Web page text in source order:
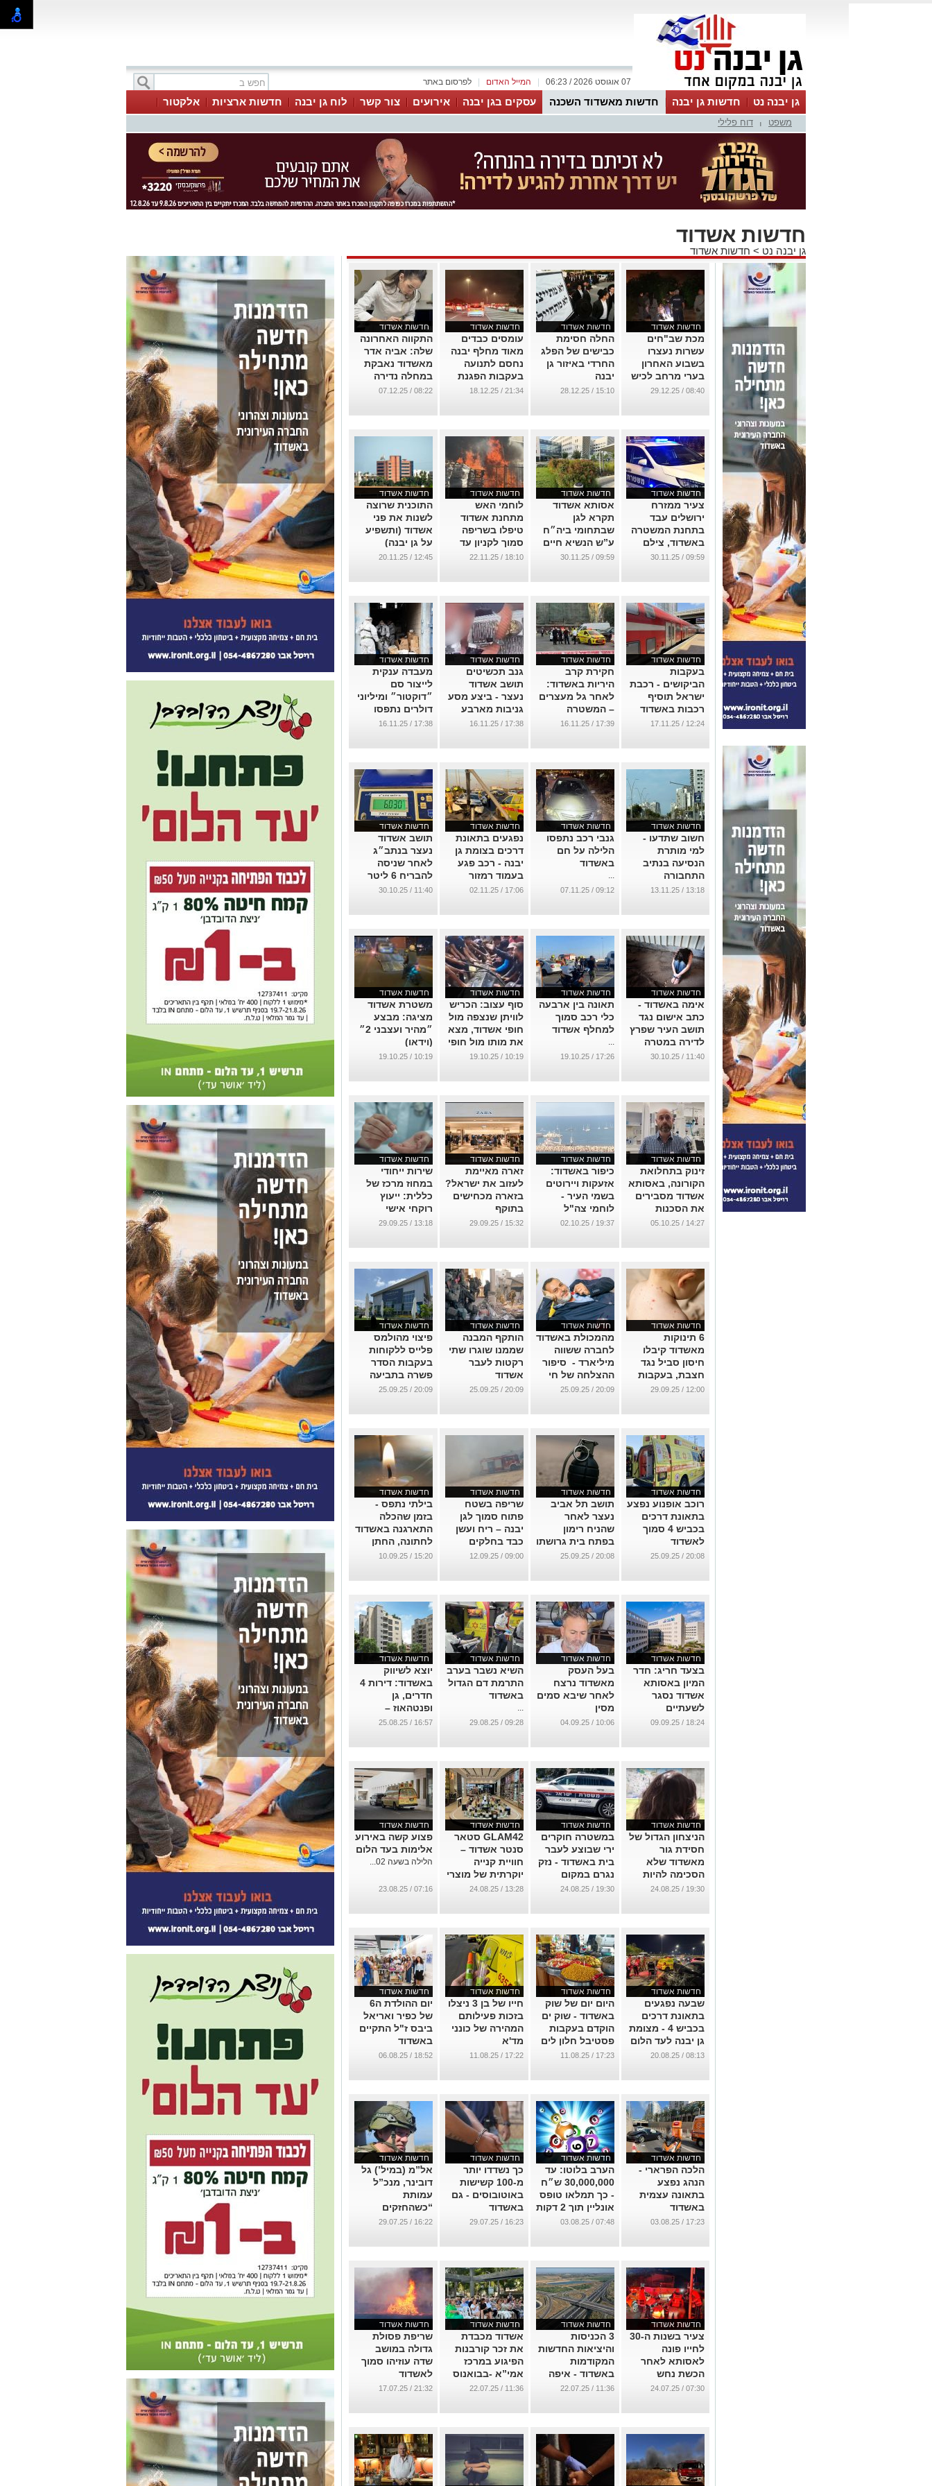
לפרסום באתר המייל האדום 07 אוגוסט 2026 / 06:23
גן יבנה נט חדשות גן יבנה חדשות מאשדוד השכנה עסקים בגן יבנה אירועים צור קשר לוח גן יבנה חדשות ארציות
אלקטור
MyKehila
משפט דוח פלילי
חדשות אשדוד
גן יבנה נט > חדשות אשדוד
חדשות אשדוד
מכת שב"חים
עשרות נעצרו
בשבוע האחרון
בערי מרחב לכיש
...
08:40 / 29.12.25
חדשות אשדוד
החלה חסימת
כבישים של הפלג
החרדי באיזור גן
יבנה
...
15:10 / 28.12.25
חדשות אשדוד
עומסים כבדים
מאוד מחלף יבנה
נחסם לתנועה
בעקבות הפגנת
חרדים
21:34 / 18.12.25
חדשות אשדוד
התקווה האחרונה
שלה: אביה אדר
מאשדוד נאבקת
במחלה נדירה
ומבקשת עזרה כדי
...
08:22 / 07.12.25
חדשות אשדוד
צעיר ממזרח
ירושלים עבד
בתחנת המשטרה
באשדוד, צילם
שוטר והעלה
לטיקטוק
09:59 / 30.11.25
חדשות אשדוד
אסותא אשדוד
תקרא לגן
שבתחומי ביה״ח
ע”ש הנשיא חיים
הרצוג — בתגובה
בדבלין
09:59 / 30.11.25
חדשות אשדוד
לוחמי האש
מתחנת אשדוד
טיפלו בשריפה
סמוך לקניון עד
הלום
18:10 / 22.11.25
חדשות אשדוד
התוכנית שרוצה
לשנות את פני
אשדוד (ותשפיע
על גן יבנה)
לקראת הסכם
12:45 / 20.11.25
חדשות אשדוד
בעקבות
הביקושים - רכבת
ישראל תוסיף
רכבות באשדוד
בשעות העומס
12:24 / 17.11.25
חדשות אשדוד
חקירת קרב
היריות באשדוד:
לאחר גל מעצרים
– המשטרה
נקלעה למבוי
...
17:39 / 16.11.25
חדשות אשדוד
גנב תכשיטים
תושב אשדוד
נעצר - ביצע מסע
גניבות מארבע
חנויות
17:38 / 16.11.25
חדשות אשדוד
מעבדה ענקית
לייצור סם
״דוקטור״ ומיליוני
דולרים נתפסו
בפשיטה של
אשדוד
17:38 / 16.11.25
חדשות אשדוד
חשוב שתדעו -
למי מותרת
הנסיעה בנתיב
התחבורה
הציבורית בשדרות
באשדוד
13:18 / 13.11.25
חדשות אשדוד
גנבי רכב נתפסו
הלילה על חם
באשדוד
...
09:12 / 07.11.25
חדשות אשדוד
נפגעים בתאונת
דרכים בצומת גן
יבנה - רכב פגע
בעמוד רמזור
...
17:06 / 02.11.25
חדשות אשדוד
תושב אשדוד
נעצר בנתב״ג
לאחר שניסה
להבריח 6 ליטר
סם אונס
11:40 / 30.10.25
חדשות אשדוד
אימה באשדוד -
כתב אישום נגד
תושב העיר שפרץ
לדירה במטרה
לאנוס
11:40 / 30.10.25
חדשות אשדוד
תאונה בין ארבעה
כלי רכב סמוך
למחלף אשדוד
...
17:26 / 19.10.25
חדשות אשדוד
סוף עצוב: הכריש
לוויתן שנצפה מול
חופי אשדוד, מצא
את מותו מול חופי
עזה
10:19 / 19.10.25
חדשות אשדוד
משטרת אשדוד
מציגה: מבצע
״מהיר ועצבני 2״
(וידאו)
...
10:19 / 19.10.25
חדשות אשדוד
זינוק בתחלואת
הקורונה, באסותא
אשדוד מסבירים
את הסכנות
...
14:27 / 05.10.25
חדשות אשדוד
כיפור באשדוד:
אזעקות ויירוטים
בשמי העיר -
לוחמי צה"ל
המשט לעזה
לנמל אשדוד
19:37 / 02.10.25
חדשות אשדוד
זארה מאיימת
לעזוב את ישראל?
בזארה מכחישים
בתוקף
...
15:32 / 29.09.25
חדשות אשדוד
שירות ייחודי
במחוז מרכז של
כללית: ייעוץ
רוקחי אישי
לשיפור הטיפול
...
13:18 / 29.09.25
חדשות אשדוד
6 תינוקות
מאשדוד קיבלו
חיסון סביל נגד
חצבת, בעקבות
חשיפתם לתינוקת
...
12:00 / 29.09.25
חדשות אשדוד
מהמכולת באשדוד
לחברה ששווה
מיליארד - סיפור
ההצלחה של חי
חיון שהחל מרעיון
...
20:09 / 25.09.25
חדשות אשדוד
הותקף המבנה
שממנו שוגרו שתי
רקטות לעבר
אשדוד
...
20:09 / 25.09.25
חדשות אשדוד
פיצוי מהולמס
פלייס ללקוחות
בעקבות הסדר
פשרה בתביעה
ייצוגית
20:09 / 25.09.25
חדשות אשדוד
רוכב אופנוע נפצע
בתאונת דרכים
בכביש 4 סמוך
לאשדוד
...
20:08 / 25.09.25
חדשות אשדוד
תושב תל אביב
נעצר לאחר
שהניח רימון
בפתח בית גרושתו
באשדוד
20:08 / 25.09.25
חדשות אשדוד
שריפה בשטח
פתוח סמוך לגן
יבנה – ריח ועשן
כבד בחלקים
מאשדוד
09:00 / 12.09.25
חדשות אשדוד
בילתי נתפס -
בזמן שהכלה
התארגנה באשדוד
לחתונה, החתן
(לוחם במילואים)
חיים בביתו
15:20 / 10.09.25
חדשות אשדוד
בצעד חריג: חדר
המיון באסותא
אשדוד נסגר
לשעתיים
...
18:24 / 09.09.25
חדשות אשדוד
בעל העסק
מאשדוד נרצח
לאחר שיבא סמים
מסין
...
10:06 / 04.09.25
חדשות אשדוד
השיא נשבר בערב
התרמת דם הגדול
באשדוד
...
09:28 / 29.08.25
חדשות אשדוד
יוצא לשיווק
באשדוד: דירות 4
חדרים, גן
ופנטהאוז –
בפרויקט כפתור
...
16:57 / 25.08.25
חדשות אשדוד
הניצחון הגדול של
חסידת גור
מאשדוד שלא
הסכימה להיות
שפחה
19:30 / 24.08.25
חדשות אשדוד
במשטרה חוקרים
ירי שבוצע לעבר
בית באשדוד - נזק
נגרם במקום
...
19:30 / 24.08.25
חדשות אשדוד
GLAM42 סטאר
סנטר אשדוד –
חוויית קנייה
יוקרתית של מוצרי
קוסמטיקה טיפוח
מיוחדים לסוף
...
13:28 / 24.08.25
חדשות אשדוד
פצוע קשה באירוע
אלימות בעד הלום
הלילה בשעה 02...
07:16 / 23.08.25
חדשות אשדוד
שבעה נפגעים
בתאונת דרכים
בכביש 4 - מצומת
גן יבנה לעד הלום
...
08:13 / 20.08.25
חדשות אשדוד
היום יום של שוק
באשדוד - שוק ים
הוקדם בעקבות
פסטיבל חלון לים
התיכון
17:23 / 11.08.25
חדשות אשדוד
חייו של בן 3 ניצלו
בזכות פעילותם
המהירה של כונני
מד'א
...
17:22 / 11.08.25
חדשות אשדוד
יום ההולדת ה6
של כפיר ואריאל
ביבס ז"ל התקיים
באשדוד
...
18:52 / 06.08.25
חדשות אשדוד
הלכה הפרארי -
הנהג נפצע
בתאונה עצמית
באשדוד
...
17:23 / 03.08.25
חדשות אשדוד
הערב בלוטו: עד
30,000,000 ש״ח
- כך תמלאו טופס
אונליין תוך 2 דקות
בלבד
07:48 / 03.08.25
חדשות אשדוד
כך נשדדו יותר
מ-100 קשישות
באוטובוסים - גם
באשדוד
...
16:23 / 29.07.25
חדשות אשדוד
אל”מ (במיל’) גל
דובינר, מנכ”ל
עמותת
“כשהחזקים
מתגלים": "הלוחם
עלול להיות בכל
...
16:22 / 29.07.25
חדשות אשדוד
צעיר בשנות ה-30
לחייו פונה
לאסותא לאחר
הכשת נחש
באשדוד
07:30 / 24.07.25
חדשות אשדוד
3 הכניסות
והיציאות החדשות
המקודמות
באשדוד - איפה
ומתי?
11:36 / 22.07.25
חדשות אשדוד
אשדוד מכבדת
את זכר קורבנות
הפיגוע במרכז
אמי”א -בבואנוס
איירס, ארגנטינה
...
11:36 / 22.07.25
חדשות אשדוד
שריפת פסולת
גדולה במושב
שדה עוזיהו סמוך
לאשדוד
...
21:32 / 17.07.25